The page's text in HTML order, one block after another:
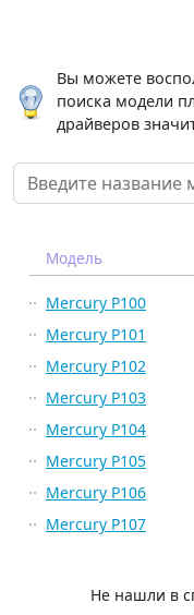
Вы можете
поиска модели
драйверов
Модель
Mercury P100
Mercury P101
Mercury P102
Mercury P103
Mercury P104
Mercury P105
Mercury P106
Mercury P107
Не нашли в